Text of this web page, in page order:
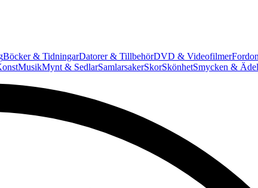
Böcker & TidningarDatorer & TillbehörDVD & VideofilmerFordon
MusikMynt & SedlarSamlarsakerSkorSkönhetSmycken &